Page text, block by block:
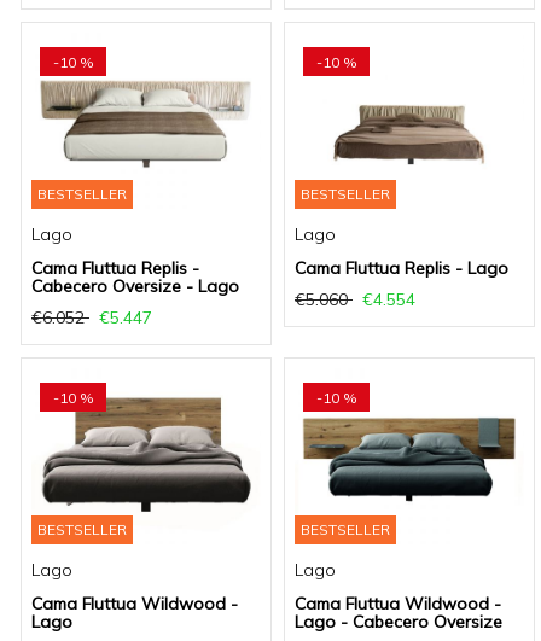
-10 %
BESTSELLER
Lago
Cama Fluttua Replis -
Cabecero Oversize - Lago
€6.052
€5.447
-10 %
BESTSELLER
Lago
Cama Fluttua Replis - Lago
€5.060
€4.554
-10 %
BESTSELLER
Lago
Cama Fluttua Wildwood -
Lago
-10 %
BESTSELLER
Lago
Cama Fluttua Wildwood -
Lago - Cabecero Oversize